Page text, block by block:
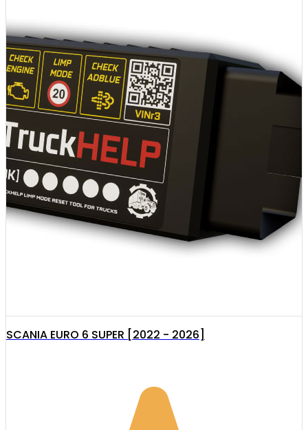
SCANIA EURO 6 SUPER [2022 - 2026]